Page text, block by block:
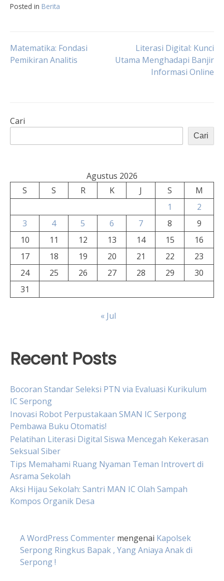
Posted in Berita
Navigasi
Matematika: Fondasi
Pemikiran Analitis
Literasi Digital: Kunci
Utama Menghadapi Banjir
Informasi Online
Cari
Cari
Agustus 2026
S
S R K J S
M
1
2
3
4 5 6 7 8
9
10
11 12 13 14 15
16
17
18 19 20 21 22
23
24
25 26 27 28 29
30
31
« Jul
Recent Posts
Bocoran Standar Seleksi PTN via Evaluasi Kurikulum
IC Serpong
Inovasi Robot Perpustakaan SMAN IC Serpong
Pembawa Buku Otomatis!
Pelatihan Literasi Digital Siswa Mencegah Kekerasan
Seksual Siber
Tips Memahami Ruang Nyaman Teman Introvert di
Asrama Sekolah
Aksi Hijau Sekolah: Santri MAN IC Olah Sampah
Kompos Organik Desa
A WordPress Commenter mengenai Kapolsek
Serpong Ringkus Bapak , Yang Aniaya Anak di
Serpong !